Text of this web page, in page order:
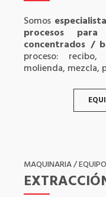
Somos
procesos
concentrados /
proceso: recibo,
molienda, mezcla,
MAQUINARIA /